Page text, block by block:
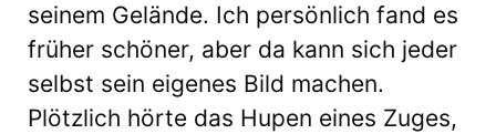
seinem Gelände. Ich persönlich fand es
früher schöner, aber da kann sich jeder
selbst sein eigenes Bild machen.
Plötzlich hörte das Hupen eines Zuges,